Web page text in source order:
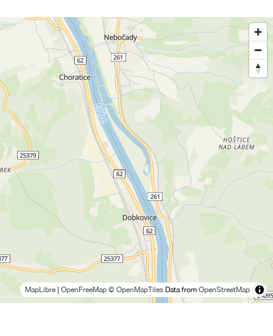
MapLibre OpenFreeMap © OpenMapTiles Data from OpenStreetMap